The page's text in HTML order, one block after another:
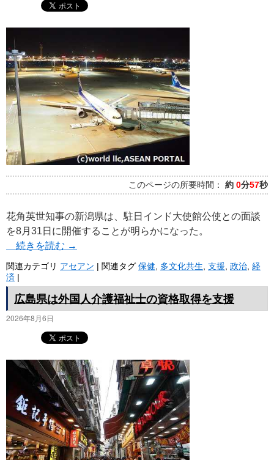
このページの所要時間： 約 0分57秒
花角英世知事の新潟県は、駐日インド大使館公使との面談
を8月31日に開催することが明らかになった。
続きを読む →
関連カテゴリ アセアン | 関連タグ 保健 多文化共生 支援 政治 経
済 |
広島県は外国人介護福祉士の資格取得を支援
2026年8月6日